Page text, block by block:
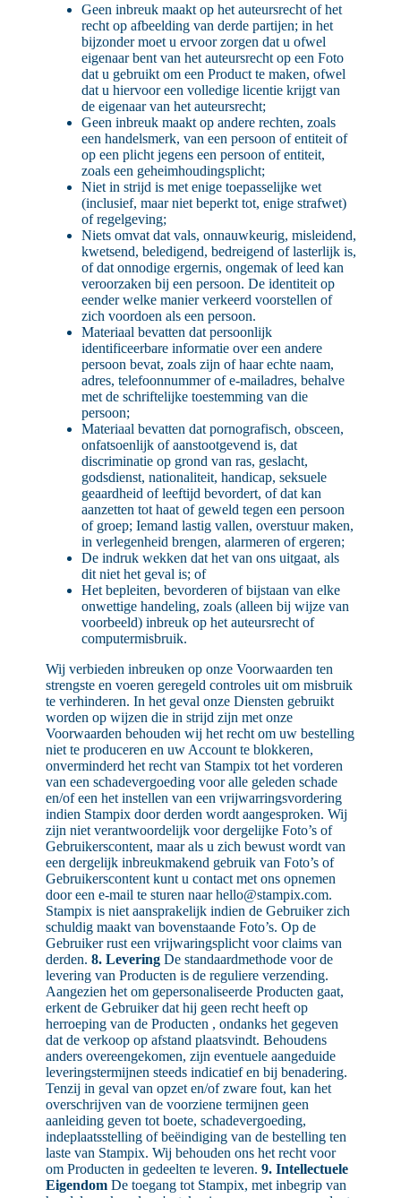
Geen inbreuk maakt op het auteursrecht of het
recht op afbeelding van derde partijen; in het
bijzonder moet u ervoor zorgen dat u ofwel
eigenaar bent van het auteursrecht op een Foto
dat u gebruikt om een Product te maken, ofwel
dat u hiervoor een volledige licentie krijgt van
de eigenaar van het auteursrecht;
Geen inbreuk maakt op andere rechten, zoals
een handelsmerk, van een persoon of entiteit of
op een plicht jegens een persoon of entiteit,
zoals een geheimhoudingsplicht;
Niet in strijd is met enige toepasselijke wet
(inclusief, maar niet beperkt tot, enige strafwet)
of regelgeving;
Niets omvat dat vals, onnauwkeurig, misleidend,
kwetsend, beledigend, bedreigend of lasterlijk is,
of dat onnodige ergernis, ongemak of leed kan
veroorzaken bij een persoon. De identiteit op
eender welke manier verkeerd voorstellen of
zich voordoen als een persoon.
Materiaal bevatten dat persoonlijk
identificeerbare informatie over een andere
persoon bevat, zoals zijn of haar echte naam,
adres, telefoonnummer of e-mailadres, behalve
met de schriftelijke toestemming van die
persoon;
Materiaal bevatten dat pornografisch, obsceen,
onfatsoenlijk of aanstootgevend is, dat
discriminatie op grond van ras, geslacht,
godsdienst, nationaliteit, handicap, seksuele
geaardheid of leeftijd bevordert, of dat kan
aanzetten tot haat of geweld tegen een persoon
of groep; Iemand lastig vallen, overstuur maken,
in verlegenheid brengen, alarmeren of ergeren;
De indruk wekken dat het van ons uitgaat, als
dit niet het geval is; of
Het bepleiten, bevorderen of bijstaan van elke
onwettige handeling, zoals (alleen bij wijze van
voorbeeld) inbreuk op het auteursrecht of
computermisbruik.
Wij verbieden inbreuken op onze Voorwaarden ten
strengste en voeren geregeld controles uit om misbruik
te verhinderen. In het geval onze Diensten gebruikt
worden op wijzen die in strijd zijn met onze
Voorwaarden behouden wij het recht om uw bestelling
niet te produceren en uw Account te blokkeren,
onverminderd het recht van Stampix tot het vorderen
van een schadevergoeding voor alle geleden schade
en/of een het instellen van een vrijwarringsvordering
indien Stampix door derden wordt aangesproken. Wij
zijn niet verantwoordelijk voor dergelijke Foto’s of
Gebruikerscontent, maar als u zich bewust wordt van
een dergelijk inbreukmakend gebruik van Foto’s of
Gebruikerscontent kunt u contact met ons opnemen
door een e-mail te sturen naar hello@stampix.com.
Stampix is niet aansprakelijk indien de Gebruiker zich
schuldig maakt van bovenstaande Foto’s. Op de
Gebruiker rust een vrijwaringsplicht voor claims van
derden. 8. LeveringDe standaardmethode voor de
levering van Producten is de reguliere verzending.
Aangezien het om gepersonaliseerde Producten gaat,
erkent de Gebruiker dat hij geen recht heeft op
herroeping van de Producten , ondanks het gegeven
dat de verkoop op afstand plaatsvindt. Behoudens
anders overeengekomen, zijn eventuele aangeduide
leveringstermijnen steeds indicatief en bij benadering.
Tenzij in geval van opzet en/of zware fout, kan het
overschrijven van de voorziene termijnen geen
aanleiding geven tot boete, schadevergoeding,
indeplaatsstelling of beëindiging van de bestelling ten
laste van Stampix. Wij behouden ons het recht voor
om Producten in gedeelten te leveren. 9. Intellectuele
EigendomDe toegang tot Stampix, met inbegrip van